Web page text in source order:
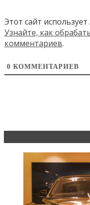
Этот сайт
Узнайте, как
комментариев.
0 КОММЕНТАРИЕВ